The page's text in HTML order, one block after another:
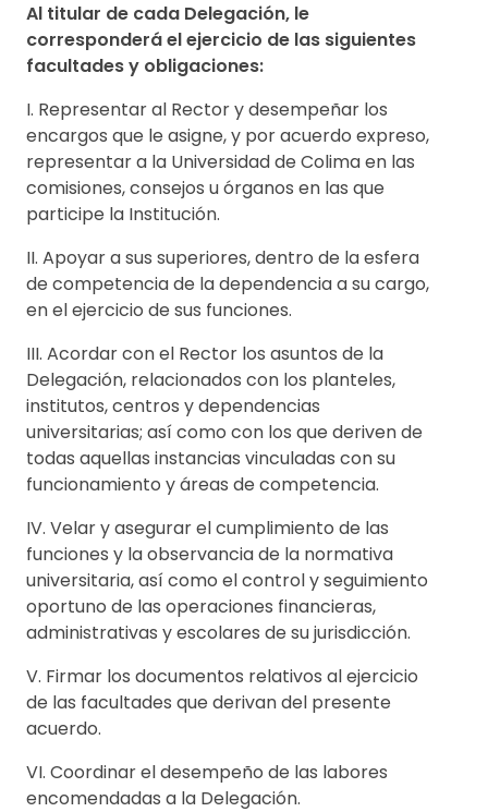
Al titular de cada Delegación, le
corresponderá el ejercicio de las siguientes
facultades y obligaciones:
I. Representar al Rector y desempeñar los
encargos que le asigne, y por acuerdo expreso,
representar a la Universidad de Colima en las
comisiones, consejos u órganos en las que
participe la Institución.
II. Apoyar a sus superiores, dentro de la esfera
de competencia de la dependencia a su cargo,
en el ejercicio de sus funciones.
III. Acordar con el Rector los asuntos de la
Delegación, relacionados con los planteles,
institutos, centros y dependencias
universitarias; así como con los que deriven de
todas aquellas instancias vinculadas con su
funcionamiento y áreas de competencia.
IV. Velar y asegurar el cumplimiento de las
funciones y la observancia de la normativa
universitaria, así como el control y seguimiento
oportuno de las operaciones financieras,
administrativas y escolares de su jurisdicción.
V. Firmar los documentos relativos al ejercicio
de las facultades que derivan del presente
acuerdo.
VI. Coordinar el desempeño de las labores
encomendadas a la Delegación.